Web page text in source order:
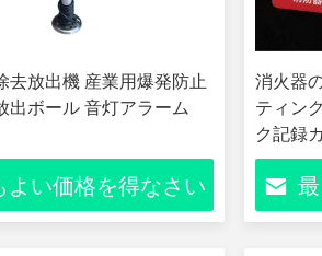
去放出機 産業用爆発防止
出ボール 音灯アラーム
よい価格を得なさい
消火器
ティン
ク記録
ルネッ